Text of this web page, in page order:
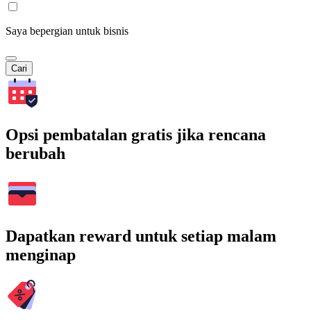
Saya bepergian untuk bisnis
Cari
Opsi pembatalan gratis jika rencana
berubah
Dapatkan reward untuk setiap malam
menginap